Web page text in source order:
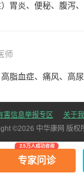
胃炎、便秘、腹泻
师
脂血症、痛风、高尿
害信息举报专区
关于我
©2026 中华康网 版权
专家问诊
2.5万人成功咨询